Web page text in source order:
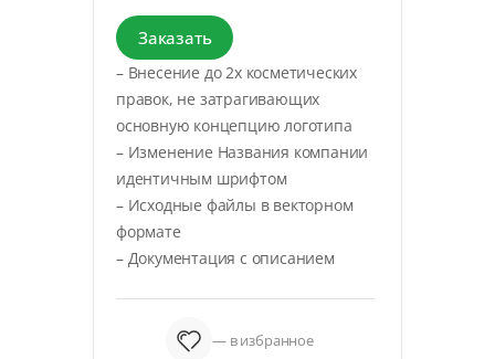
Заказать
– Внесение до 2х косметических
правок, не затрагивающих
основную концепцию логотипа
– Изменение Названия компании
идентичным шрифтом
– Исходные файлы в векторном
формате
– Документация с описанием
— в избранное